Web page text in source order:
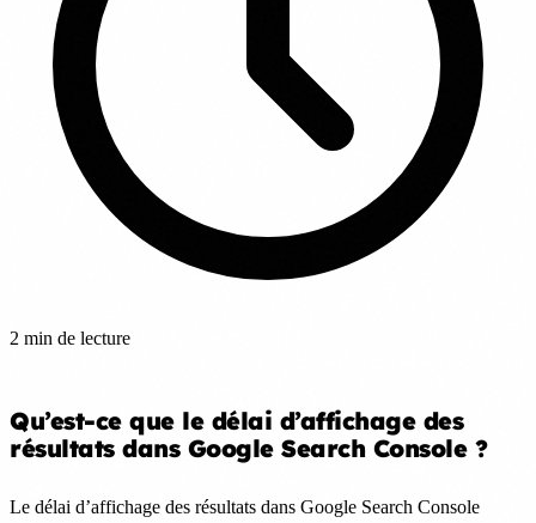
2 min de lecture
Qu’est-ce que le délai d’affichage des
résultats dans Google Search Console ?
Le délai d’affichage des résultats dans Google Search Console